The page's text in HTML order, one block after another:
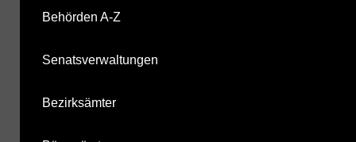
Behörden A-Z
Senatsverwaltungen
Bezirksämter